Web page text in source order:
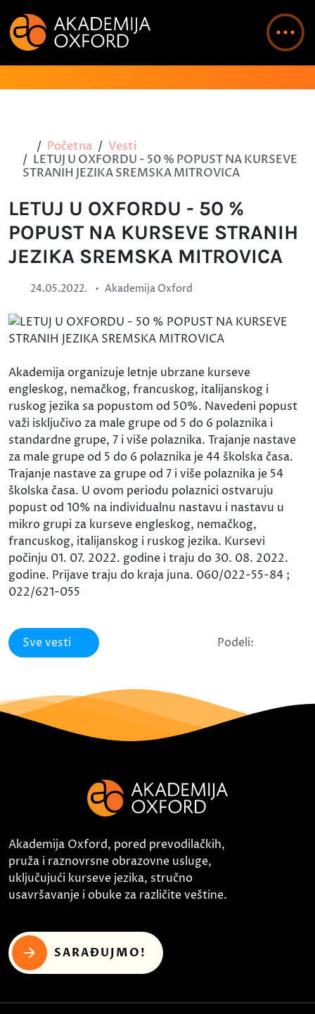
Početna
Vesti
LETUJ U OXFORDU - 50 % POPUST NA KURSEVE
STRANIH JEZIKA SREMSKA MITROVICA
LETUJ U OXFORDU - 50 %
POPUST NA KURSEVE STRANIH
JEZIKA SREMSKA MITROVICA
24.05.2022. • Akademija Oxford
Akademija organizuje letnje ubrzane kurseve
engleskog, nemačkog, francuskog, italijanskog i
ruskog jezika sa popustom od 50%. Navedeni popust
važi isključivo za male grupe od 5 do 6 polaznika i
standardne grupe, 7 i više polaznika. Trajanje nastave
za male grupe od 5 do 6 polaznika je 44 školska časa.
Trajanje nastave za grupe od 7 i više polaznika je 54
školska časa. U ovom periodu polaznici ostvaruju
popust od 10% na individualnu nastavu i nastavu u
mikro grupi za kurseve engleskog, nemačkog,
francuskog, italijanskog i ruskog jezika. Kursevi
počinju 01. 07. 2022. godine i traju do 30. 08. 2022.
godine. Prijave traju do kraja juna. 060/022-55-84 ;
022/621-055
Sve vesti Podeli:
Akademija Oxford, pored prevodilačkih,
pruža i raznovrsne obrazovne usluge,
uključujući kurseve jezika, stručno
usavršavanje i obuke za različite veštine.
SARAĐUJMO!